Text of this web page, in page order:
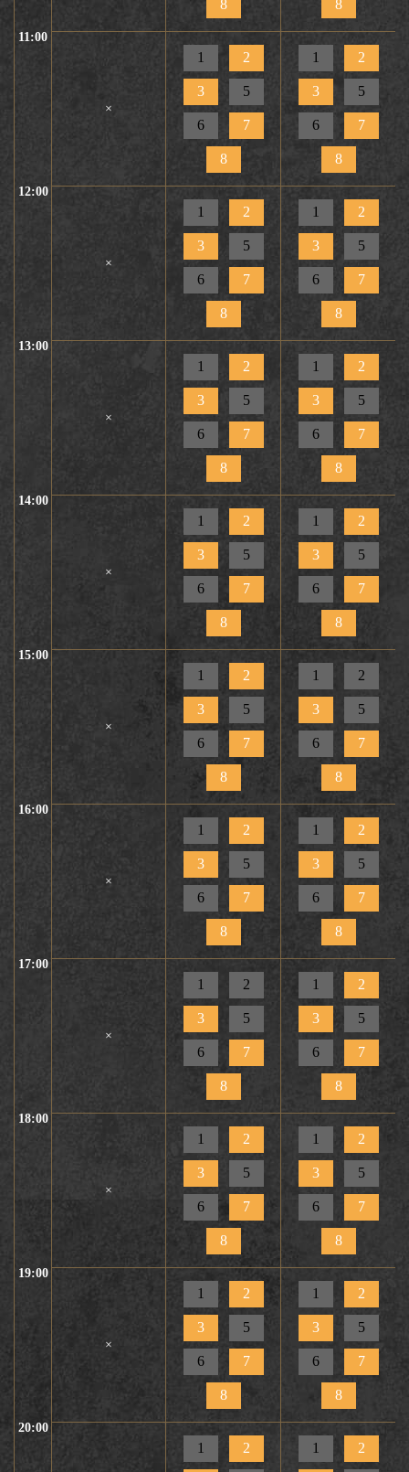
8 8
11:00
×
1 2
3 5
6 7
8
1 2
3 5
6 7
8
12:00
×
1 2
3 5
6 7
8
1 2
3 5
6 7
8
13:00
×
1 2
3 5
6 7
8
1 2
3 5
6 7
8
14:00
×
1 2
3 5
6 7
8
1 2
3 5
6 7
8
15:00
×
1 2
3 5
6 7
8
1 2
3 5
6 7
8
16:00
×
1 2
3 5
6 7
8
1 2
3 5
6 7
8
17:00
×
1 2
3 5
6 7
8
1 2
3 5
6 7
8
18:00
×
1 2
3 5
6 7
8
1 2
3 5
6 7
8
19:00
×
1 2
3 5
6 7
8
1 2
3 5
6 7
8
20:00
1 2 1 2